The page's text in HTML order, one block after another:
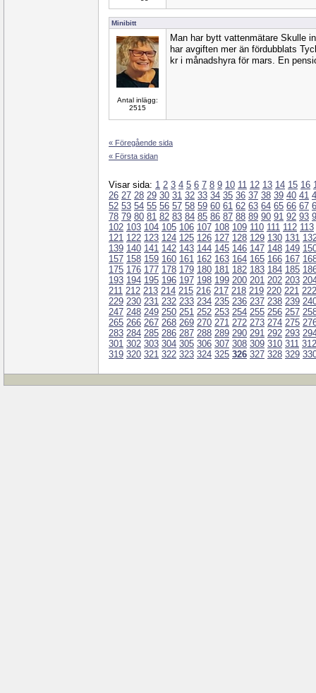
Minibitt
Antal inlägg:
2515
Man har bytt vattenmätare Skulle
har avgiften mer än fördubblats
kr i månadshyra för mars. En
« Föregående sida
« Första sidan
Visar sida: 1 2 3 4 5 6 7 8 9 10 11 12 13 14 15 16
26 27 28 29 30 31 32 33 34 35 36 37 38 39 40 41
52 53 54 55 56 57 58 59 60 61 62 63 64 65 66 67
78 79 80 81 82 83 84 85 86 87 88 89 90 91 92 93
102 103 104 105 106 107 108 109 110 111 112 113
121 122 123 124 125 126 127 128 129 130 131
139 140 141 142 143 144 145 146 147 148 149
157 158 159 160 161 162 163 164 165 166 167
175 176 177 178 179 180 181 182 183 184 185
193 194 195 196 197 198 199 200 201 202 203
211 212 213 214 215 216 217 218 219 220 221 222
229 230 231 232 233 234 235 236 237 238 239
247 248 249 250 251 252 253 254 255 256 257
265 266 267 268 269 270 271 272 273 274 275
283 284 285 286 287 288 289 290 291 292 293
301 302 303 304 305 306 307 308 309 310 311 312
319 320 321 322 323 324 325 326 327 328 329